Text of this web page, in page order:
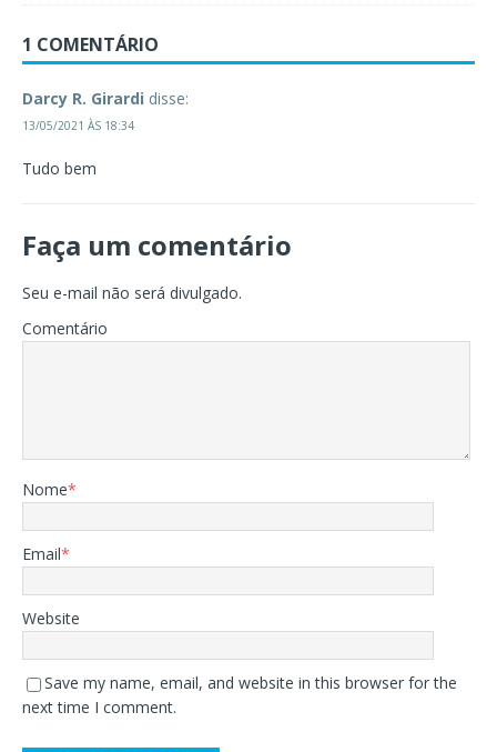
1 COMENTÁRIO
Darcy R. Girardi disse:
13/05/2021 ÀS 18:34
Tudo bem
Faça um comentário
Seu e-mail não será divulgado.
Comentário
Nome*
Email*
Website
Save my name, email, and website in this browser for the
next time I comment.